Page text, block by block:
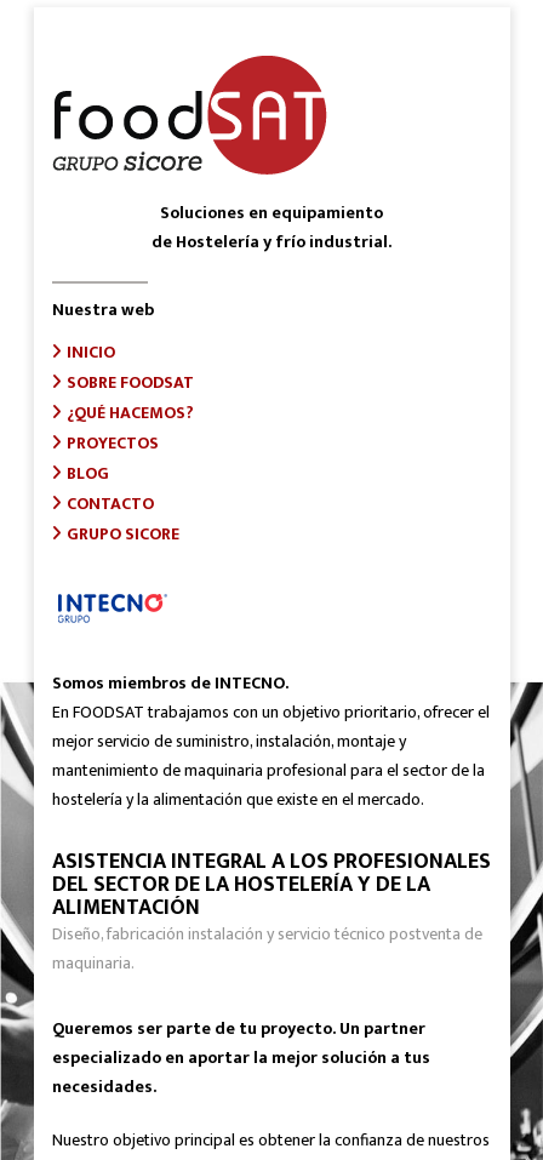
Soluciones en equipamiento
de Hostelería y frío industrial.
Nuestra web
INICIO
SOBRE FOODSAT
¿QUÉ HACEMOS?
PROYECTOS
BLOG
CONTACTO
GRUPO SICORE
Somos miembros de INTECNO.
En FOODSAT trabajamos con un objetivo prioritario, ofrecer el
mejor servicio de suministro, instalación, montaje y
mantenimiento de maquinaria profesional para el sector de la
hostelería y la alimentación que existe en el mercado.
ASISTENCIA INTEGRAL A LOS PROFESIONALES
DEL SECTOR DE LA HOSTELERÍA Y DE LA
ALIMENTACIÓN
Diseño, fabricación instalación y servicio técnico postventa de
maquinaria.
Queremos ser parte de tu proyecto. Un partner
especializado en aportar la mejor solución a tus
necesidades.
Nuestro objetivo principal es obtener la confianza de nuestros